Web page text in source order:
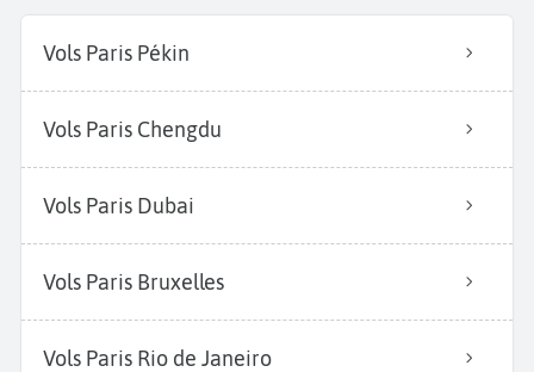
Vols Paris Pékin
Vols Paris Chengdu
Vols Paris Dubai
Vols Paris Bruxelles
Vols Paris Rio de Janeiro